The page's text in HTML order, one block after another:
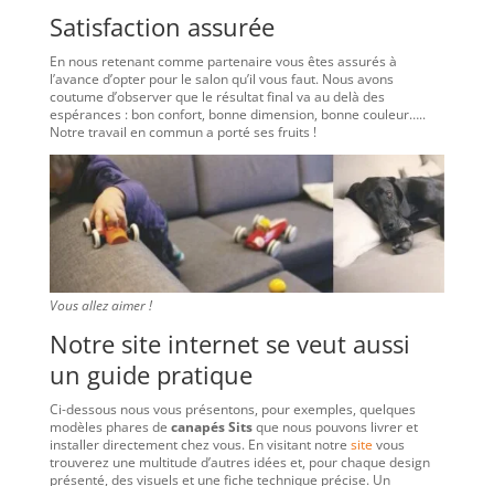
Satisfaction assurée
En nous retenant comme partenaire vous êtes assurés à
l’avance d’opter pour le salon qu’il vous faut. Nous avons
coutume d’observer que le résultat final va au delà des
espérances : bon confort, bonne dimension, bonne couleur…..
Notre travail en commun a porté ses fruits !
Vous allez aimer !
Notre site internet se veut aussi
un guide pratique
Ci-dessous nous vous présentons, pour exemples, quelques
modèles phares de canapés Sitsque nous pouvons livrer et
installer directement chez vous. En visitant notre site vous
trouverez une multitude d’autres idées et, pour chaque design
présenté, des visuels et une fiche technique précise. Un